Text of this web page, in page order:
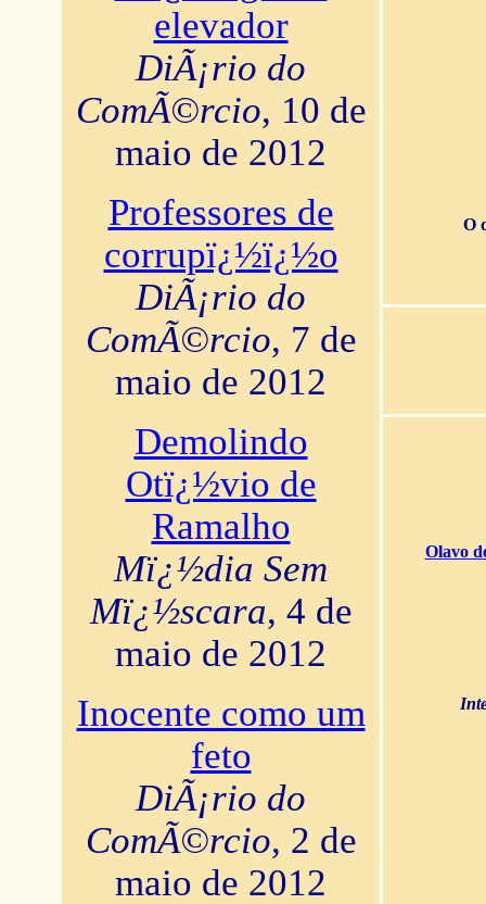
elevador
DiÃ¡rio do
ComÃ©rcio, 10 de
maio de 2012
Professores de
corrupï¿½ï¿½o
DiÃ¡rio do
ComÃ©rcio, 7 de
maio de 2012
Demolindo
Otï¿½vio de
Ramalho
Mï¿½dia Sem
Mï¿½scara, 4 de
maio de 2012
Inocente como um
feto
DiÃ¡rio do
ComÃ©rcio, 2 de
maio de 2012
O
Olavo